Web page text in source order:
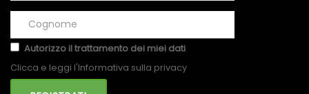
Autorizzo il trattamento dei miei dati
Clicca e leggi l'Informativa sulla privacy